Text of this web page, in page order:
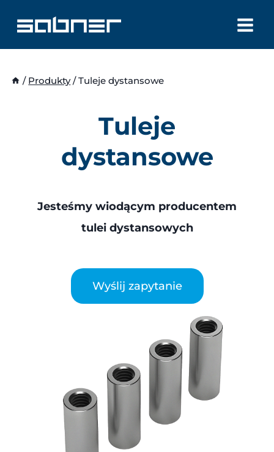
treści
/ Produkty / Tuleje dystansowe
Tuleje
dystansowe
Jesteśmy wiodącym producentem
tulei dystansowych
Wyślij zapytanie